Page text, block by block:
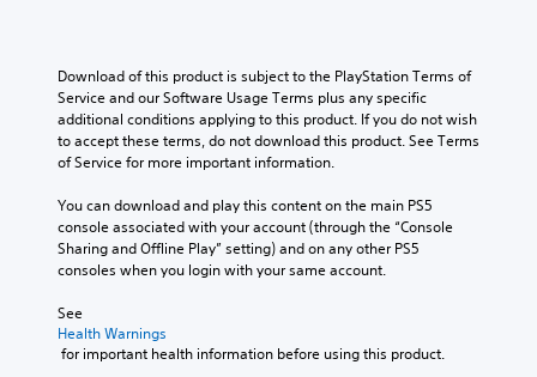
Download of this product is subject to the PlayStation Terms of
Service and our Software Usage Terms plus any specific
additional conditions applying to this product. If you do not wish
to accept these terms, do not download this product. See Terms
of Service for more important information.
You can download and play this content on the main PS5
console associated with your account (through the “Console
Sharing and Offline Play” setting) and on any other PS5
consoles when you login with your same account.
See
Health Warnings
for important health information before using this product.